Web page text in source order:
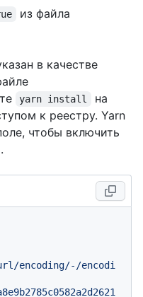
из файла
в качестве
yarn install
на
к реестру. Yarn
чтобы включить
encoding/-/encodi